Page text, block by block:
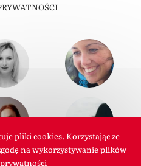
pliki cookies. Korzystając ze
na wykorzystywanie plików